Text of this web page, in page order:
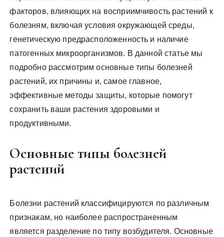
факторов, влияющих на восприимчивость растений к
болезням, включая условия окружающей среды,
генетическую предрасположенность и наличие
патогенных микроорганизмов. В данной статье мы
подробно рассмотрим основные типы болезней
растений, их причины и, самое главное,
эффективные методы защиты, которые помогут
сохранить ваши растения здоровыми и
продуктивными.
Основные типы болезней
растений
Болезни растений классифицируются по различным
признакам, но наиболее распространенным
является разделение по типу возбудителя. Основные